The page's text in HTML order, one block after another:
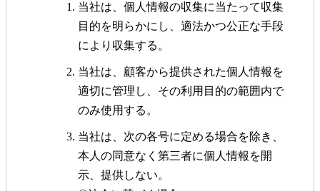
当社は、個人情報の収集に当たって収集
目的を明らかにし、適法かつ公正な手段
により収集する。
当社は、顧客から提供された個人情報を
適切に管理し、その利用目的の範囲内で
のみ使用する。
当社は、次の各号に定める場合を除き、
本人の同意なく第三者に個人情報を開
示、提供しない。